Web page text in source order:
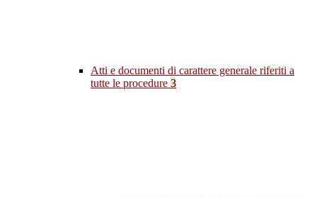
Atti e documenti di carattere generale riferiti a
tutte le procedure 3